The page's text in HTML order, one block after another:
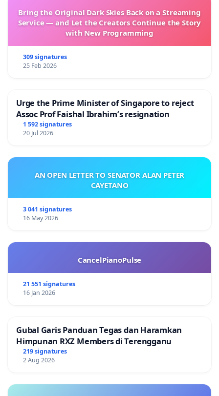
Bring the Original Dark Skies Back on a Streaming
Service — and Let the Creators Continue the Story
with New Programming
309 signatures
25 Feb 2026
Urge the Prime Minister of Singapore to reject
Assoc Prof Faishal Ibrahim’s resignation
1 592 signatures
20 Jul 2026
AN OPEN LETTER TO SENATOR ALAN PETER
CAYETANO
3 041 signatures
16 May 2026
CancelPianoPulse
21 551 signatures
16 Jan 2026
Gubal Garis Panduan Tegas dan Haramkan
Himpunan RXZ Members di Terengganu
219 signatures
2 Aug 2026